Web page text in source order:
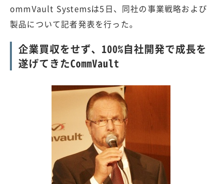
ommVault Systemsは5日、同社の事業戦略および
製品について記者発表を行った。
企業買収をせず、100%自社開発で成長を
遂げてきたCommVault